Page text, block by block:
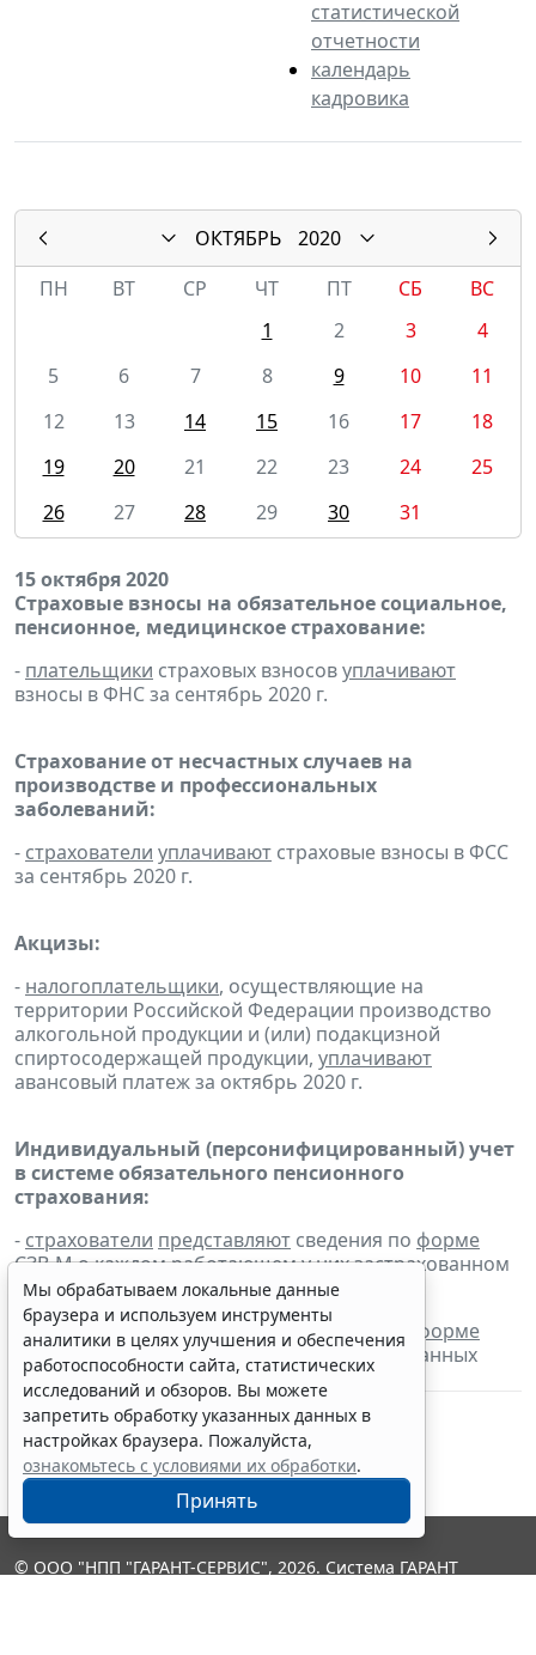
статистической
отчетности
календарь
кадровика
ОКТЯБРЬ
2020
ПН
ВТ СР ЧТ ПТ СБ
ВС
1
2 3
4
5
6 7 8 9 10
11
12
13 14 15 16 17
18
19
20 21 22 23 24
25
26
27 28 29 30 31
15 октября 2020
Страховые взносы на обязательное социальное,
пенсионное, медицинское страхование:
- плательщики страховых взносовуплачивают
взносы в ФНС за сентябрь 2020 г.
Страхование от несчастных случаев на
производстве и профессиональных
заболеваний:
- страхователи уплачивают страховые взносы в ФСС
за сентябрь 2020 г.
Акцизы:
- налогоплательщики, осуществляющие на
территории Российской Федерации производство
алкогольной продукции и (или) подакцизной
спиртосодержащей продукции, уплачивают
авансовый платеж за октябрь 2020 г.
Индивидуальный (персонифицированный) учет
в системе обязательного пенсионного
страхования:
- страхователи представляют сведения по форме
СЗВ-Мо каждом работающем у них застрахованном
лице за сентябрь 2020 г.;
-страхователи представляют сведения по
форме
СЗВ-ТДо работающих у них зарегистрированных
лицах за сентябрь 2020 г.
Мы обрабатываем локальные данные
браузера и используем инструменты
аналитики в целях улучшения и обеспечения
работоспособности сайта, статистических
исследований и обзоров. Вы можете
запретить обработку указанных данных в
настройках браузера. Пожалуйста,
ознакомьтесь с условиями их обработки.
Принять
© ООО "НПП "ГАРАНТ-СЕРВИС", 2026. Система ГАРАНТ